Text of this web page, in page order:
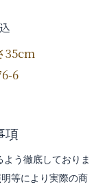
35cm
6
項
う徹底しておりま
等により実際の商